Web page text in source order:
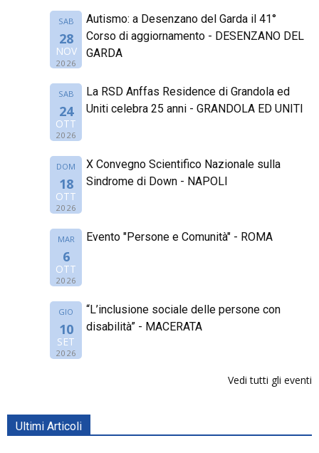
SAB
28
NOV
2026
Autismo: a Desenzano del Garda il 41°
Corso di aggiornamento - DESENZANO DEL
GARDA
SAB
24
OTT
2026
La RSD Anffas Residence di Grandola ed
Uniti celebra 25 anni - GRANDOLA ED UNITI
DOM
18
OTT
2026
X Convegno Scientifico Nazionale sulla
Sindrome di Down - NAPOLI
MAR
6
OTT
2026
Evento "Persone e Comunità" - ROMA
GIO
10
SET
2026
“L’inclusione sociale delle persone con
disabilità” - MACERATA
Vedi tutti gli eventi
Ultimi Articoli